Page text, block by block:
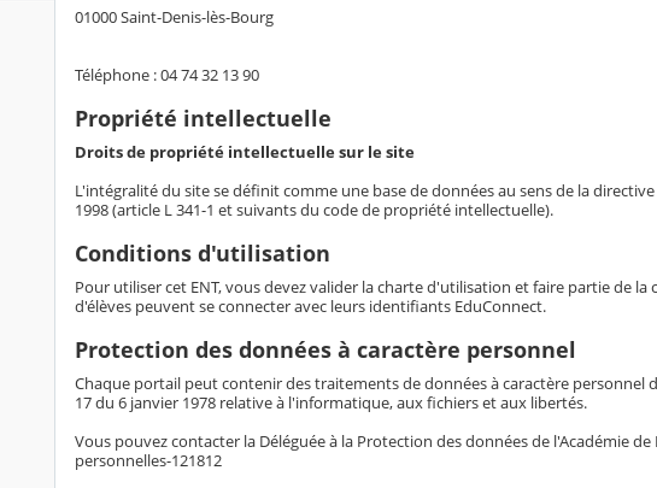
01000 Saint-Denis-lès-Bourg
Téléphone : 04 74 32 13 90
Propriété intellectuelle
Droits de propriété intellectuelle sur le site
L'intégralité du site se définit comme une base de données au sens de la
1998 (article L 341-1 et suivants du code de propriété intellectuelle).
Conditions d'utilisation
Pour utiliser cet ENT, vous devez valider la charte d'utilisation et faire partie de
d'élèves peuvent se connecter avec leurs identifiants EduConnect.
Protection des données à caractère personnel
Chaque portail peut contenir des traitements de données à caractère personnel
17 du 6 janvier 1978 relative à l'informatique, aux fichiers et aux libertés.
Vous pouvez contacter la Déléguée à la Protection des données de l'Académie
personnelles-121812